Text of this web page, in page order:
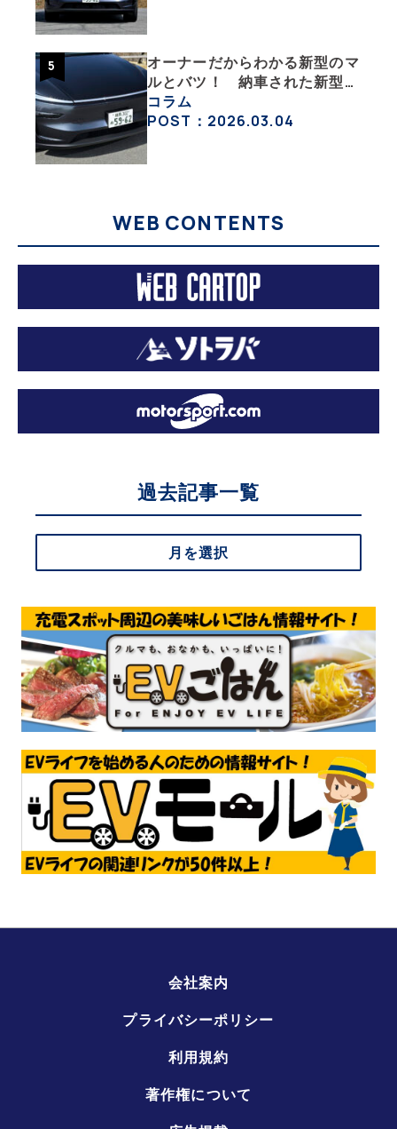
オーナーだからわかる新型のマ
ルとバツ！ 納車された新型を
旧型モデルＹと細部まで比べて
みた【テスラ沼にはまった大学
コラム
POST：2026.03.04
WEB CONTENTS
過去記事一覧
月を選択
会社案内
プライバシーポリシー
利用規約
著作権について